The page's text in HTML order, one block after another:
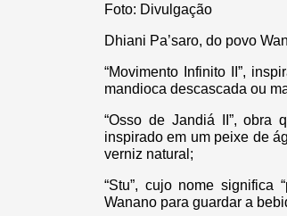
Foto: Divulgação
Dhiani Pa’saro, do povo
“Movimento Infinito II”,
mandioca descascada ou
“Osso de Jandiá II”, obra
inspirado em um peixe de
verniz natural;
“Stu”, cujo nome significa
Wanano para guardar a